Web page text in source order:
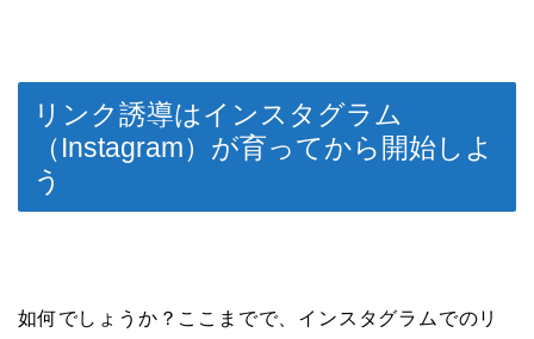
リンク誘導はインスタグラム
（Instagram）が育ってから開始しよ
う
如何でしょうか？ここまでで、インスタグラムでのリ